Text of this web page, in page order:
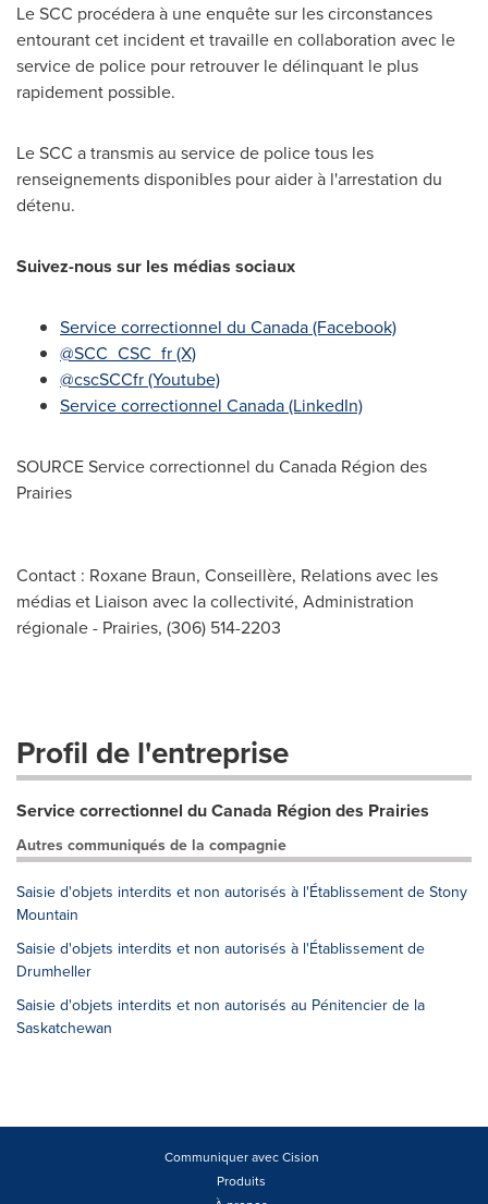
Le SCC procédera à une enquête sur les circonstances
entourant cet incident et travaille en collaboration avec le
service de police pour retrouver le délinquant le plus
rapidement possible.
Le SCC a transmis au service de police tous les
renseignements disponibles pour aider à l'arrestation du
détenu.
Suivez-nous sur les médias sociaux
Service correctionnel du Canada(Facebook)
@SCC_CSC_fr (X)
@cscSCCfr (Youtube)
Service correctionnel Canada(LinkedIn)
SOURCE Service correctionnel du Canada Région des
Prairies
Contact : Roxane Braun, Conseillère, Relations avec les
médias et Liaison avec la collectivité, Administration
régionale - Prairies, (306) 514-2203
Profil de l'entreprise
Service correctionnel du Canada Région des Prairies
Autres communiqués de la compagnie
Saisie d'objets interdits et non autorisés à l'Établissement de Stony
Mountain
Saisie d'objets interdits et non autorisés à l'Établissement de
Drumheller
Saisie d'objets interdits et non autorisés au Pénitencier de la
Saskatchewan
Communiquer avec Cision
Produits